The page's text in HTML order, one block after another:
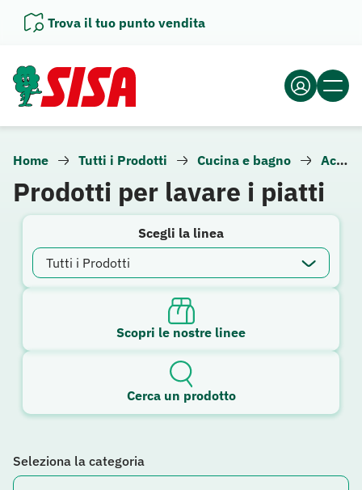
Trova il tuo punto vendita
Home Tutti i Prodotti Cucina e bagno Accessori da lavanderia
Prodotti per lavare i piatti
Scegli la linea
Scopri le nostre linee
Cerca un prodotto
Seleziona la categoria